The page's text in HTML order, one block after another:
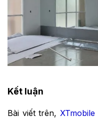
Kết luận
Bài viết trên, XTmobile